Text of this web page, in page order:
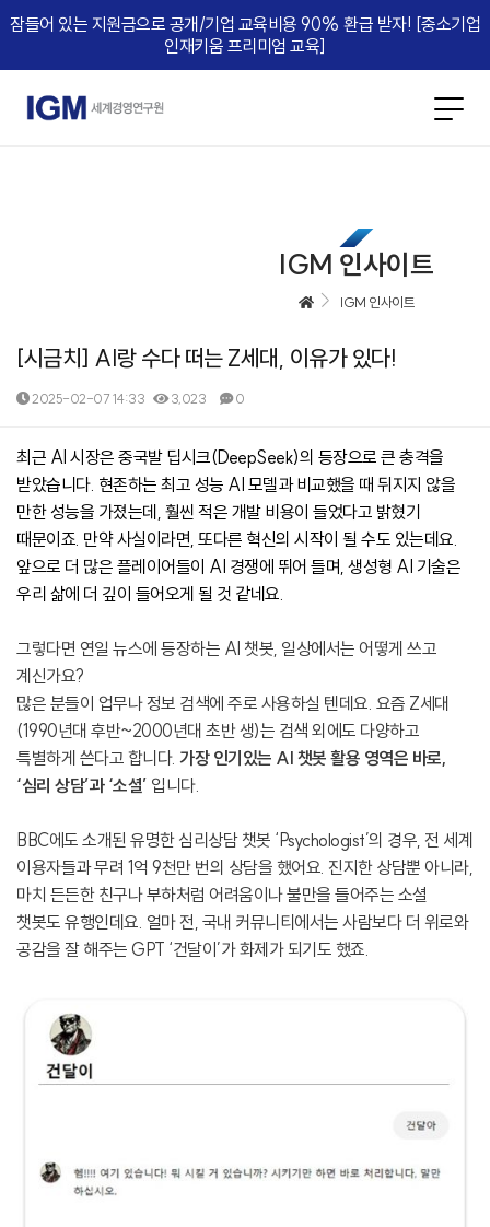
잠들어 있는 지원금으로 공개/기업 교육비용 90% 환급 받자! [중소기업
인재키움 프리미엄 교육]​
IGM 인사이트
IGM 인사이트
[시금치] AI랑 수다 떠는 Z세대, 이유가 있다!
2025-02-07 14:33 3,023 0
본문
최근 AI 시장은 중국발 딥시크(DeepSeek)의 등장으로 큰 충격을
받았습니다. 현존하는 최고 성능 AI 모델과 비교했을 때 뒤지지 않을
만한 성능을 가졌는데, 훨씬 적은 개발 비용이 들었다고 밝혔기
때문이죠. 만약 사실이라면, 또다른 혁신의 시작이 될 수도 있는데요.
앞으로 더 많은 플레이어들이 AI 경쟁에 뛰어 들며, 생성형 AI 기술은
우리 삶에 더 깊이 들어오게 될 것 같네요.
그렇다면 연일 뉴스에 등장하는 AI 챗봇, 일상에서는 어떻게 쓰고
계신가요?
많은 분들이 업무나 정보 검색에 주로 사용하실 텐데요. 요즘 Z세대
(1990년대 후반~2000년대 초반 생)는 검색 외에도 다양하고
특별하게 쓴다고 합니다. 가장 인기있는 AI 챗봇 활용 영역은 바로,
‘심리 상담’과 ‘소셜’ 입니다.
BBC에도 소개된 유명한 심리상담 챗봇 ‘Psychologist’의 경우, 전 세계
이용자들과 무려 1억 9천만 번의 상담을 했어요. 진지한 상담뿐 아니라,
마치 든든한 친구나 부하처럼 어려움이나 불만을 들어주는 소셜
챗봇도 유행인데요. 얼마 전, 국내 커뮤니티에서는 사람보다 더 위로와
공감을 잘 해주는 GPT ‘건달이’가 화제가 되기도 했죠.